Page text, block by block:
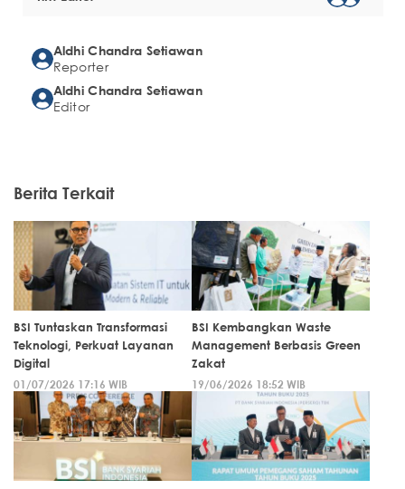
Aldhi Chandra Setiawan
Reporter
Aldhi Chandra Setiawan
Editor
Berita Terkait
BSI Tuntaskan Transformasi
Teknologi, Perkuat Layanan
Digital
01/07/2026 17:16 WIB
BSI Kembangkan Waste
Management Berbasis Green
Zakat
19/06/2026 18:52 WIB